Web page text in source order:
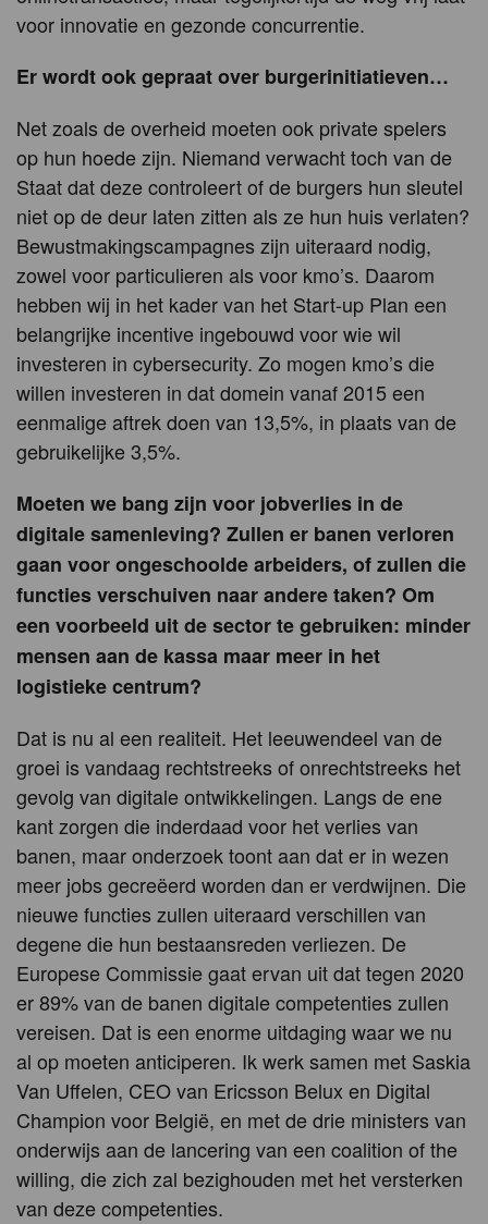
voor innovatie en gezonde concurrentie.
Er wordt ook gepraat over burgerinitiatieven…
Net zoals de overheid moeten ook private spelers
op hun hoede zijn. Niemand verwacht toch van de
Staat dat deze controleert of de burgers hun sleutel
niet op de deur laten zitten als ze hun huis verlaten?
Bewustmakingscampagnes zijn uiteraard nodig,
zowel voor particulieren als voor kmo’s. Daarom
hebben wij in het kader van het Start-up Plan een
belangrijke incentive ingebouwd voor wie wil
investeren in cybersecurity. Zo mogen kmo’s die
willen investeren in dat domein vanaf 2015 een
eenmalige aftrek doen van 13,5%, in plaats van de
gebruikelijke 3,5%.
Moeten we bang zijn voor jobverlies in de
digitale samenleving? Zullen er banen verloren
gaan voor ongeschoolde arbeiders, of zullen die
functies verschuiven naar andere taken? Om
een voorbeeld uit de sector te gebruiken: minder
mensen aan de kassa maar meer in het
logistieke centrum?
Dat is nu al een realiteit. Het leeuwendeel van de
groei is vandaag rechtstreeks of onrechtstreeks het
gevolg van digitale ontwikkelingen. Langs de ene
kant zorgen die inderdaad voor het verlies van
banen, maar onderzoek toont aan dat er in wezen
meer jobs gecreëerd worden dan er verdwijnen. Die
nieuwe functies zullen uiteraard verschillen van
degene die hun bestaansreden verliezen. De
Europese Commissie gaat ervan uit dat tegen 2020
er 89% van de banen digitale competenties zullen
vereisen. Dat is een enorme uitdaging waar we nu
al op moeten anticiperen. Ik werk samen met Saskia
Van Uffelen, CEO van Ericsson Belux en Digital
Champion voor België, en met de drie ministers van
onderwijs aan de lancering van een coalition of the
willing, die zich zal bezighouden met het versterken
van deze competenties.